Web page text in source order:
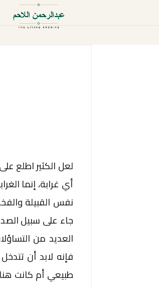
لعل الكثير اطلع
أي غرابة، إنما
نفس القبيلة
جاء على سبيل
العديد من
فإنه لابد أن
طبيعي أم كانت